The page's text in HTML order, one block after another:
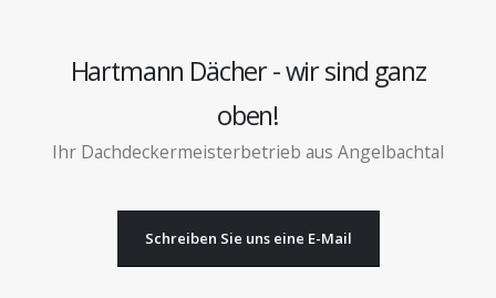
Hartmann Dächer - wir sind ganz
oben!
Ihr Dachdeckermeisterbetrieb aus Angelbachtal
Schreiben Sie uns eine E-Mail